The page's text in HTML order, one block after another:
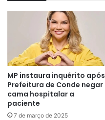
MP instaura inquérito após
Prefeitura de Conde negar
cama hospitalar a
paciente
7 de março de 2025